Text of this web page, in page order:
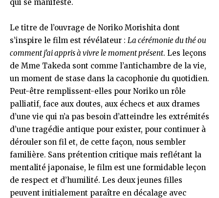
qui se manifeste.
Le titre de l’ouvrage de Noriko Morishita dont
s’inspire le film est révélateur : La cérémonie du thé ou
comment j’ai appris à vivre le moment présent. Les leçons
de Mme Takeda sont comme l’antichambre de la vie,
un moment de stase dans la cacophonie du quotidien.
Peut-être remplissent-elles pour Noriko un rôle
palliatif, face aux doutes, aux échecs et aux drames
d’une vie qui n’a pas besoin d’atteindre les extrémités
d’une tragédie antique pour exister, pour continuer à
dérouler son fil et, de cette façon, nous sembler
familière. Sans prétention critique mais reflétant la
mentalité japonaise, le film est une formidable leçon
de respect et d’humilité. Les deux jeunes filles
peuvent initialement paraître en décalage avec